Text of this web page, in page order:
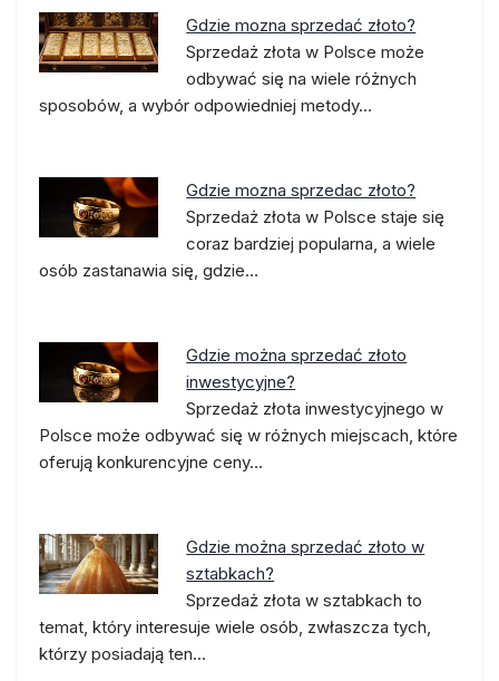
Gdzie mozna sprzedać złoto?
Sprzedaż złota w Polsce może
odbywać się na wiele różnych
sposobów, a wybór odpowiedniej metody…
Gdzie mozna sprzedac złoto?
Sprzedaż złota w Polsce staje się
coraz bardziej popularna, a wiele
osób zastanawia się, gdzie…
Gdzie można sprzedać złoto
inwestycyjne?
Sprzedaż złota inwestycyjnego w
Polsce może odbywać się w różnych miejscach, które
oferują konkurencyjne ceny…
Gdzie można sprzedać złoto w
sztabkach?
Sprzedaż złota w sztabkach to
temat, który interesuje wiele osób, zwłaszcza tych,
którzy posiadają ten…